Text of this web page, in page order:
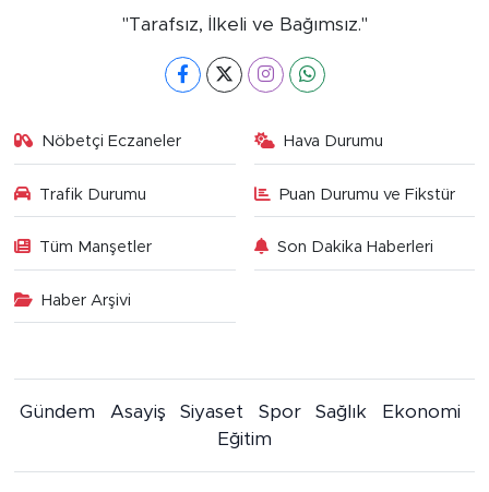
"Tarafsız, İlkeli ve Bağımsız."
Nöbetçi Eczaneler Hava Durumu
Trafik Durumu Puan Durumu ve Fikstür
Tüm Manşetler Son Dakika Haberleri
Haber Arşivi
Gündem Asayiş Siyaset Spor Sağlık
Ekonomi
Eğitim